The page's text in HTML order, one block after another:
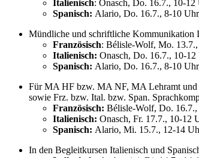
Italienisch: Onasch, Do. 16.7., 10-12
Spanisch: Alario, Do. 16.7., 8-10
Mündliche und schriftliche
Französisch: Bélisle-Wolf, Mo.
Italienisch: Onasch, Do. 16.7., 10-12
Spanisch: Alario, Do. 16.7., 8-10
Für MA HF bzw. MA NF, MA Lehramt und
sowie Frz. bzw. Ital. bzw. Span.
Französisch: Bélisle-Wolf, Do.
Italienisch: Onasch, Fr. 17.7., 10-12
Spanisch: Alario, Mi. 15.7., 12-14
In den Begleitkursen Italienisch und